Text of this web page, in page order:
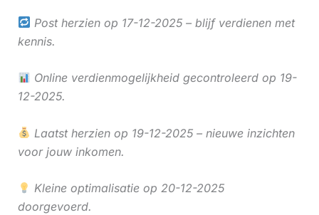
Post herzien op 17-12-2025 – blijf verdienen met
kennis.
Online verdienmogelijkheid gecontroleerd op 19-
12-2025.
Laatst herzien op 19-12-2025 – nieuwe inzichten
voor jouw inkomen.
Kleine optimalisatie op 20-12-2025
doorgevoerd.